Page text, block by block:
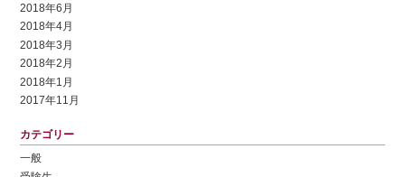
2018年6月
2018年4月
2018年3月
2018年2月
2018年1月
2017年11月
カテゴリー
一般